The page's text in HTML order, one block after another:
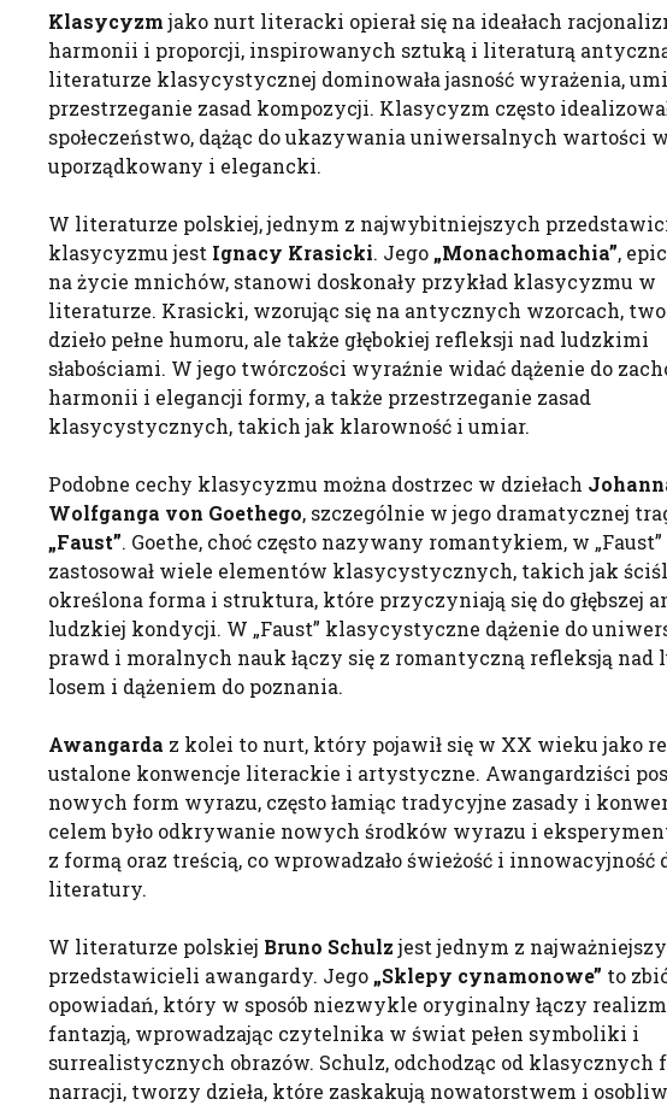
Klasycyzmjako nurt literacki opierał się na ideałach
harmonii i proporcji, inspirowanych sztuką i literaturą
literaturze klasycystycznej dominowała jasność wyrażenia,
przestrzeganie zasad kompozycji. Klasycyzm często
społeczeństwo, dążąc do ukazywania uniwersalnych wartości
uporządkowany i elegancki.
W literaturze polskiej, jednym z najwybitniejszych
klasycyzmu jest Ignacy Krasicki. Jego „Monachomachia”,
na życie mnichów, stanowi doskonały przykład klasycyzmu w
literaturze. Krasicki, wzorując się na antycznych wzorcach,
dzieło pełne humoru, ale także głębokiej refleksji nad ludzkimi
słabościami. W jego twórczości wyraźnie widać dążenie do
harmonii i elegancji formy, a także przestrzeganie zasad
klasycystycznych, takich jak klarowność i umiar.
Podobne cechy klasycyzmu można dostrzec w dziełach
Wolfganga von Goethego, szczególnie w jego dramatycznej
„Faust”. Goethe, choć często nazywany romantykiem, w „Faust”
zastosował wiele elementów klasycystycznych, takich jak
określona forma i struktura, które przyczyniają się do głębszej
ludzkiej kondycji. W „Faust” klasycystyczne dążenie do
prawd i moralnych nauk łączy się z romantyczną refleksją nad
losem i dążeniem do poznania.
Awangarda z kolei to nurt, który pojawił się w XX wieku jako
ustalone konwencje literackie i artystyczne. Awangardziści
nowych form wyrazu, często łamiąc tradycyjne zasady i
celem było odkrywanie nowych środków wyrazu i
z formą oraz treścią, co wprowadzało świeżość i innowacyjność
literatury.
W literaturze polskiej Bruno Schulzjest jednym z
przedstawicieli awangardy. Jego „Sklepy cynamonowe” to
opowiadań, który w sposób niezwykle oryginalny łączy
fantazją, wprowadzając czytelnika w świat pełen symboliki i
surrealistycznych obrazów. Schulz, odchodząc od klasycznych
narracji, tworzy dzieła, które zaskakują nowatorstwem i